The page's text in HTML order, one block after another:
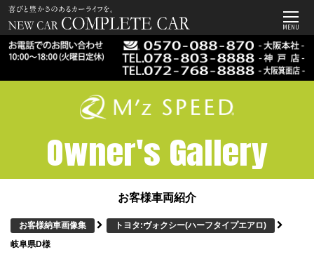
MENU
Owner's Gallery
お客様車両紹介
お客様納車画像集 トヨタ:ヴォクシー(ハーフタイプエアロ)
岐阜県D様